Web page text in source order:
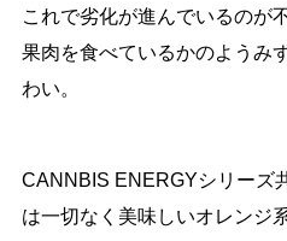
これで劣化が進んでいるのが
果肉を食べているかのようみ
わい。
CANNBIS ENERGYシリーズ
は一切なく美味しいオレンジ